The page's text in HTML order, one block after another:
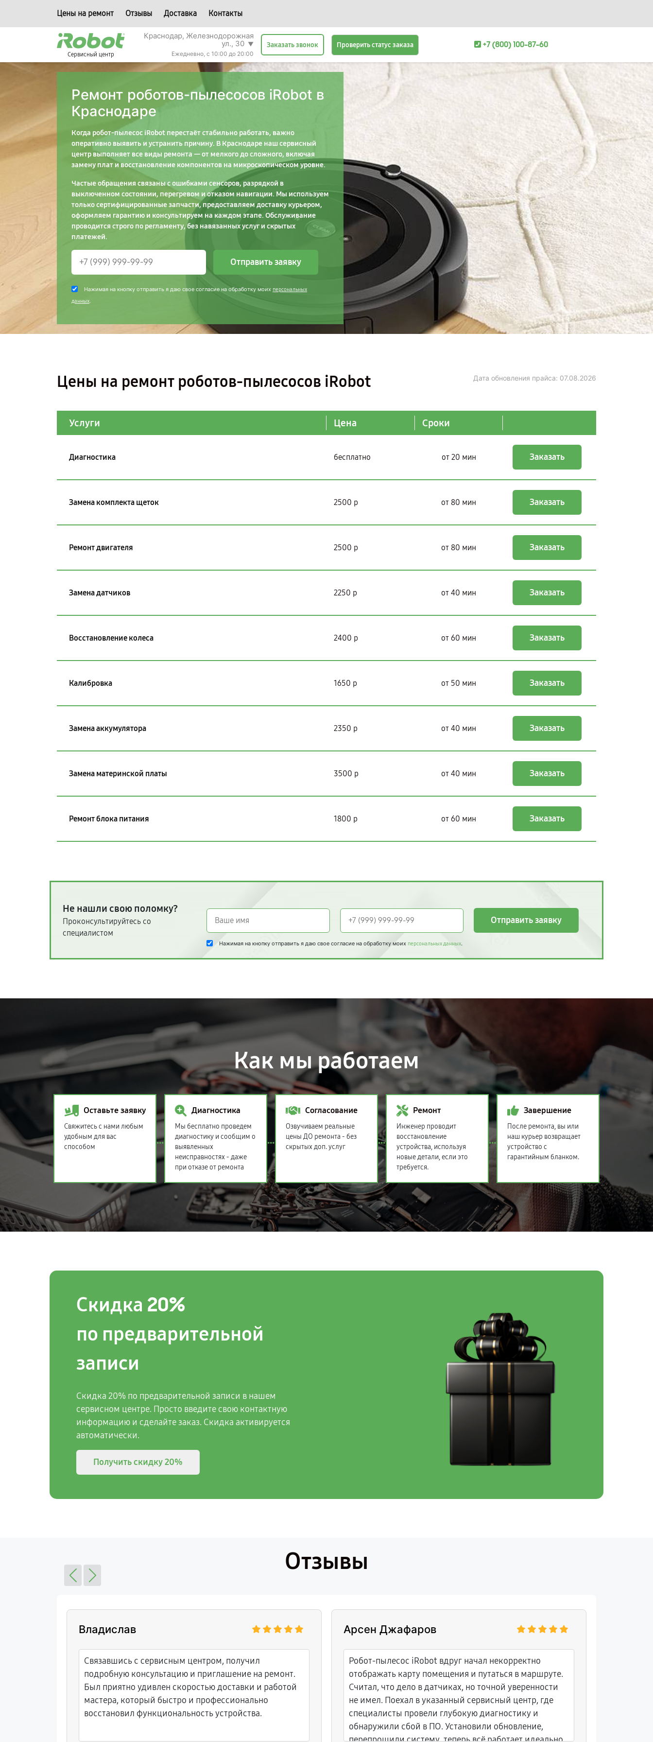
Цены на ремонт Отзывы Доставка Контакты
Сервисный центр
Краснодар, Железнодорожная
ул., 30 ▼
Ежедневно, с 10:00 до 20:00
Заказать звонок Проверить статус заказа +7 (800) 100-87-60
Ремонт роботов-пылесосов iRobot в
Краснодаре
Когда робот-пылесос iRobot перестаёт стабильно работать, важно
оперативно выявить и устранить причину. В Краснодаре наш сервисный
центр выполняет все виды ремонта — от мелкого до сложного, включая
замену плат и восстановление компонентов на микроскопическом уровне.
Частые обращения связаны с ошибками сенсоров, разрядкой в
выключенном состоянии, перегревом и отказом навигации. Мы используем
только сертифицированные запчасти, предоставляем доставку курьером,
оформляем гарантию и консультируем на каждом этапе. Обслуживание
проводится строго по регламенту, без навязанных услуг и скрытых
платежей.
Отправить заявку
Нажимая на кнопку отправить я даю свое согласие на обработку моих персональных
данных.
Цены на ремонт роботов-пылесосов iRobot Дата обновления прайса: 07.08.2026
Услуги Цена Сроки
Диагностика бесплатно от 20 мин Заказать
Замена комплекта щеток 2500 р от 80 мин Заказать
Ремонт двигателя 2500 р от 80 мин Заказать
Замена датчиков 2250 р от 40 мин Заказать
Восстановление колеса 2400 р от 60 мин Заказать
Калибровка 1650 р от 50 мин Заказать
Замена аккумулятора 2350 р от 40 мин Заказать
Замена материнской платы 3500 р от 40 мин Заказать
Ремонт блока питания 1800 р от 60 мин Заказать
Не нашли свою поломку?
Проконсультируйтесь со
специалистом
Отправить заявку
Нажимая на кнопку отправить я даю свое согласие на обработку моих персональных данных.
Как мы работаем
Оставьте заявку
Свяжитесь с нами любым
удобным для вас
способом
Диагностика
Мы бесплатно проведем
диагностику и сообщим о
выявленных
неисправностях - даже
при отказе от ремонта
Согласование
Озвучиваем реальные
цены ДО ремонта - без
скрытых доп. услуг
Ремонт
Инженер проводит
восстановление
устройства, используя
новые детали, если это
требуется.
Завершение
После ремонта, вы или
наш курьер возвращает
устройство с
гарантийным бланком.
Скидка 20%
по предварительной
записи
Скидка 20% по предварительной записи в нашем
сервисном центре. Просто введите свою контактную
информацию и сделайте заказ. Скидка активируется
автоматически.
Получить скидку20%
Отзывы
Владислав
Связавшись с сервисным центром, получил
подробную консультацию и приглашение на ремонт.
Был приятно удивлен скоростью доставки и работой
мастера, который быстро и профессионально
восстановил функциональность устройства.
Арсен Джафаров
Робот-пылесос iRobot вдруг начал некорректно
отображать карту помещения и путаться в маршруте.
Считал, что дело в датчиках, но точной уверенности
не имел. Поехал в указанный сервисный центр, где
специалисты провели глубокую диагностику и
обнаружили сбой в ПО. Установили обновление,
перепрошили систему, теперь всё работает идеально.